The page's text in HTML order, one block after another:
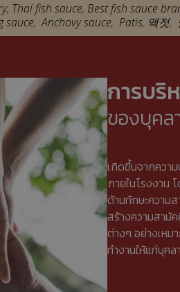
, Thai fish sauce, Best fish sauce
sauce,Anchovy sauce, Patis, 액젓,
การบริ
ของบุคล
เกิดขึ้นจากควา
ภายในโรงงาน
ด้านทักษะความ
สร้างความสามั
ต่างๆ อย่างเห
ทำงานให้แก่บุค